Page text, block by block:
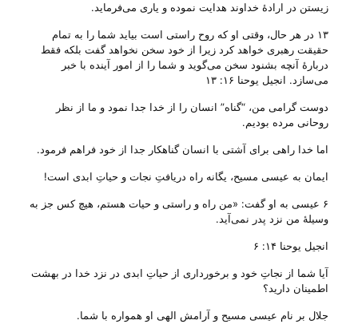
زیستن در ارادهٔ خداوند هدایت نموده و یاری می‌‌فرماید.
۱۳ در هر حال، وقتی او که روح راستی است بیاید شما را به تمام
حقیقت رهبری خواهد کرد زیرا از خود سخن نخواهد گفت بلکه فقط
دربارۀ آنچه بشنود سخن می‌گوید و شما را از امور آینده با خبر
می‌سازد‌. انجیل یوحنا ۱۶: ۱۳
دوست گرامی من، “گناه” انسان را از خدا جدا نمود و ما از نظر
روحانی مرده بودیم.
اما خدا راهی برای آشتی با انسان گناهکار جدا از خود فراهم فرمود.
ایمان به عیسی مسیح، یگانه راه دریافتِ نجات و حیاتِ ابدی است!
۶ عیسی به او گفت: «من راه و راستی و حیات هستم، هیچ کس جز به
وسیلۀ من نزد پدر نمی‌آید‌.
انجیل یوحنا ۱۴: ۶
آیا شما از نجاتِ خود و برخورداری از حیاتِ ابدی در نزد خدا در بهشت
اطمینان دارید؟
جلال بر نام عیسی مسیح و آرامش الهی او همواره با شما.